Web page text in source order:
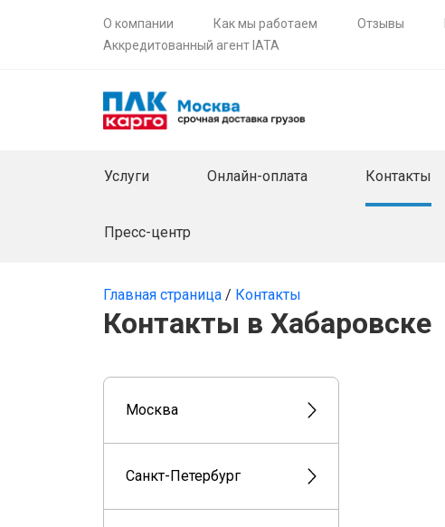
О компании Как мы работаем Отзывы
Аккредитованный агент IATA
Услуги Онлайн-оплата Контакты
Пресс-центр
Главная страница / Контакты
Контакты в Хабаровске
Москва
Санкт-Петербург